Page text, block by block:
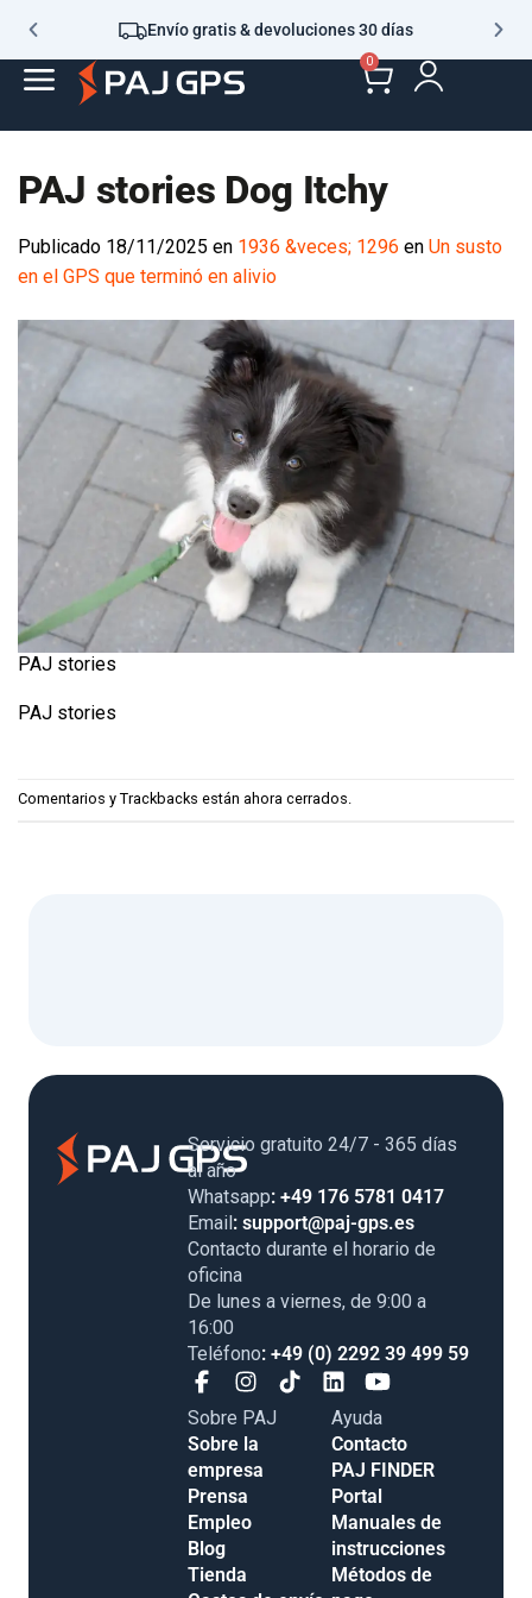
Envío gratis & devoluciones 30 días
0
PAJ stories Dog Itchy
Publicado 18/11/2025 en 1936 &veces; 1296 en Un susto
en el GPS que terminó en alivio
PAJ stories
PAJ stories
Comentarios y Trackbacks están ahora cerrados.
Servicio gratuito 24/7 - 365 días
al año
Whatsapp: +49 176 5781 0417
Email: support@paj-gps.es
Contacto durante el horario de
oficina
De lunes a viernes, de 9:00 a
16:00
Teléfono: +49 (0) 2292 39 499 59
Sobre PAJ
Sobre la
empresa
Prensa
Empleo
Blog
Tienda
Ayuda
Contacto
PAJ FINDER
Portal
Manuales de
instrucciones
Métodos de